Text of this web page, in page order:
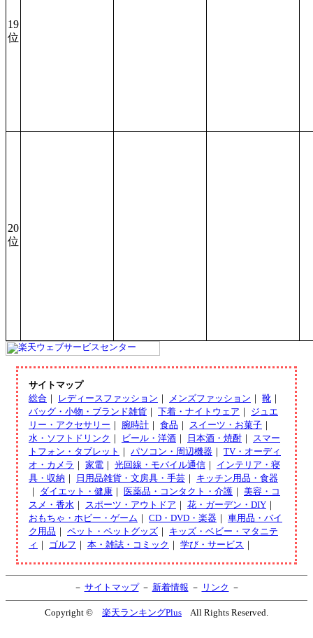
19
位
20
位
サイトマップ
総合 ｜ レディースファッション ｜ メンズファッション ｜ 靴 ｜
バッグ・小物・ブランド雑貨 ｜ 下着・ナイトウェア ｜ ジュエ
リー・アクセサリー ｜ 腕時計 ｜ 食品 ｜ スイーツ・お菓子 ｜
水・ソフトドリンク ｜ ビール・洋酒 ｜ 日本酒・焼酎 ｜ スマー
トフォン・タブレット
｜ パソコン・周辺機器 ｜ TV・オーディ
オ・カメラ ｜ 家電 ｜ 光回線・モバイル通信 ｜ インテリア・寝
具・収納 ｜ 日用品雑貨・文房具・手芸 ｜ キッチン用品・食器
｜ ダイエット・健康 ｜ 医薬品・コンタクト・介護 ｜ 美容・コ
スメ・香水 ｜ スポーツ・アウトドア ｜ 花・ガーデン・DIY ｜
おもちゃ・ホビー・ゲーム ｜ CD・DVD・楽器 ｜ 車用品・バイ
ク用品 ｜ ペット・ペットグッズ ｜ キッズ・ベビー・マタニテ
ィ ｜ ゴルフ ｜ 本・雑誌・コミック ｜ 学び・サービス ｜
－ サイトマップ－ 新着情報 － リンク －
Copyright © 楽天ランキングPlus All Rights Reserved.